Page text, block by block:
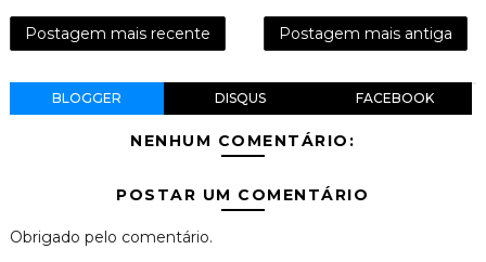
Postagem mais recente Postagem mais antiga
BLOGGER DISQUS FACEBOOK
NENHUM COMENTÁRIO:
POSTAR UM COMENTÁRIO
Obrigado pelo comentário.